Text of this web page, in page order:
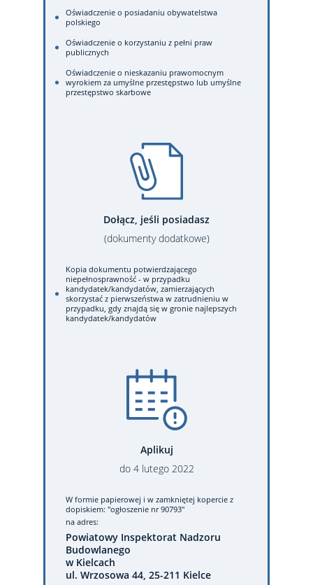
Oświadczenie o posiadaniu obywatelstwa
polskiego
Oświadczenie o korzystaniu z pełni praw
publicznych
Oświadczenie o nieskazaniu prawomocnym
wyrokiem za umyślne przestępstwo lub umyślne
przestępstwo skarbowe
Dołącz, jeśli posiadasz
(dokumenty dodatkowe)
Kopia dokumentu potwierdzającego
niepełnosprawność - w przypadku
kandydatek/kandydatów, zamierzających
skorzystać z pierwszeństwa w zatrudnieniu w
przypadku, gdy znajdą się w gronie najlepszych
kandydatek/kandydatów
Aplikuj
do 4 lutego 2022
W formie papierowej i w zamkniętej kopercie z
dopiskiem: "ogłoszenie nr 90793"
na adres:
Powiatowy Inspektorat Nadzoru
Budowlanego
w Kielcach
ul. Wrzosowa 44, 25-211 Kielce